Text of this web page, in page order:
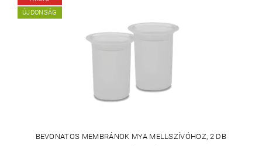
ÚJDONSÁG
BEVONATOS MEMBRÁNOK MYA MELLSZÍVÓHOZ, 2 DB